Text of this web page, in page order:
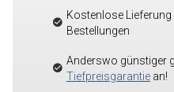
Kostenlose Lieferung
Bestellungen
Anderswo günstiger
Tiefpreisgarantie an!